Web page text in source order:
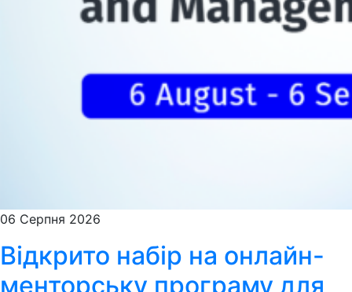
06 Серпня 2026
Відкрито набір на онлайн-
менторську програму для